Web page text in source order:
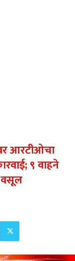
आरटीओचा
९ वाहने
वसूल